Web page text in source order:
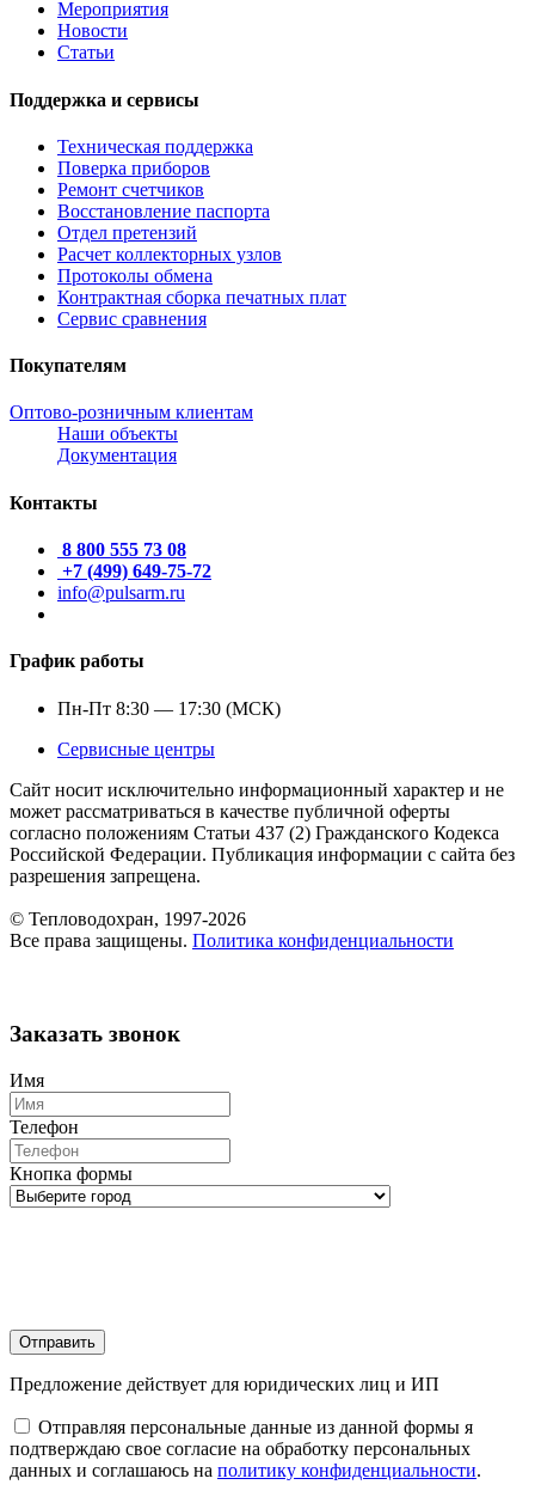
Мероприятия
Новости
Статьи
Поддержка и сервисы
Техническая поддержка
Поверка приборов
Ремонт счетчиков
Восстановление паспорта
Отдел претензий
Расчет коллекторных узлов
Протоколы обмена
Контрактная сборка печатных плат
Сервис сравнения
Покупателям
Оптово-розничным клиентам
Наши объекты
Документация
Контакты
8 800 555 73 08
+7 (499) 649-75-72
info@pulsarm.ru
График работы
Пн-Пт 8:30 — 17:30 (МСК)
Сервисные центры
Сайт носит исключительно информационный характер и не
может рассматриваться в качестве публичной оферты
согласно положениям Статьи 437 (2) Гражданского Кодекса
Российской Федерации. Публикация информации с сайта без
разрешения запрещена.
© Тепловодохран, 1997-2026
Все права защищены. Политика конфиденциальности
Заказать звонок
Имя
Телефон
Кнопка формы
Отправить
Предложение действует для юридических лиц и ИП
Отправляя персональные данные из данной формы я
подтверждаю свое согласие на обработку персональных
данных и соглашаюсь на политику конфиденциальности.